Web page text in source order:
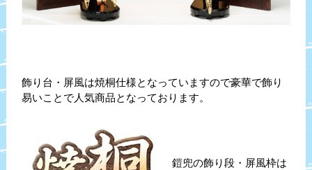
飾り台・屏風は焼桐仕様となっていますので豪華で飾り
易いことで人気商品となっております。
鎧兜の飾り段・屏風枠は